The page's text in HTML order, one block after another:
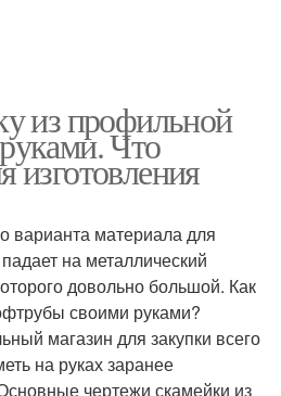
из профильной
Что
изготовления
варианта материала для
на металлический
довольно большой. Как
своими руками?
магазин для закупки всего
на руках заранее
чертежи скамейки из